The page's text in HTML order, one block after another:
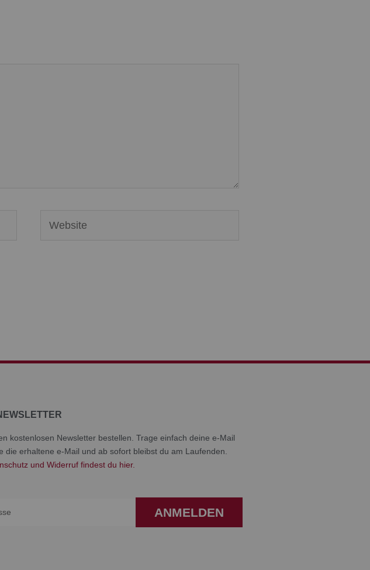
kostenlosen Newsletter bestellen. Trage einfach deine e-Mail
die erhaltene e-Mail und ab sofort bleibst du am Laufenden.
und Widerruf findest du hier.
ANMELDEN